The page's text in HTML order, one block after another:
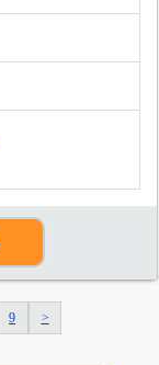
9 >